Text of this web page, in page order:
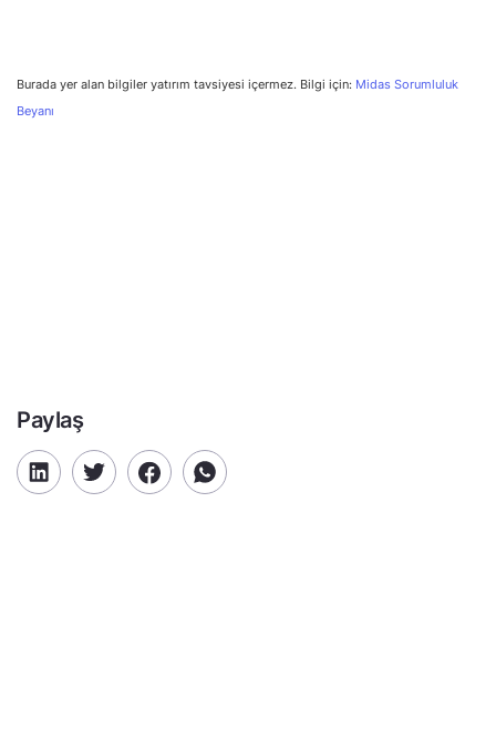
Burada yer alan bilgiler yatırım tavsiyesi içermez. Bilgi için: Midas Sorumluluk
Beyanı
Paylaş